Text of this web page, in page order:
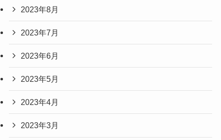
2023年8月
2023年7月
2023年6月
2023年5月
2023年4月
2023年3月